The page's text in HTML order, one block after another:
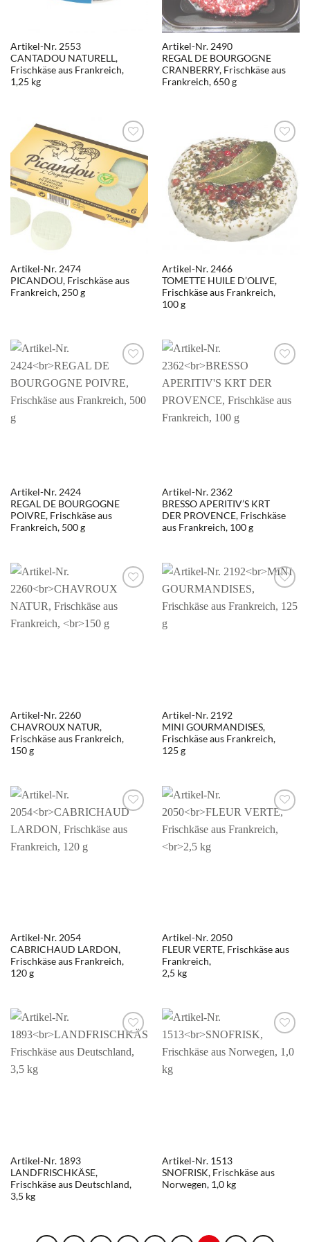
Artikel-Nr. 2553
CANTADOU NATURELL,
Frischkäse aus Frankreich,
1,25 kg
Artikel-Nr. 2490
REGAL DE BOURGOGNE
CRANBERRY, Frischkäse aus
Frankreich, 650 g
Artikel-Nr. 2474
PICANDOU, Frischkäse aus
Frankreich, 250 g
Artikel-Nr. 2466
TOMETTE HUILE D’OLIVE,
Frischkäse aus Frankreich,
100 g
Artikel-Nr. 2424
REGAL DE BOURGOGNE
POIVRE, Frischkäse aus
Frankreich, 500 g
Artikel-Nr. 2362
BRESSO APERITIV’S KRT
DER PROVENCE, Frischkäse
aus Frankreich, 100 g
Artikel-Nr. 2260
CHAVROUX NATUR,
Frischkäse aus Frankreich,
150 g
Artikel-Nr. 2192
MINI GOURMANDISES,
Frischkäse aus Frankreich,
125 g
Artikel-Nr. 2054
CABRICHAUD LARDON,
Frischkäse aus Frankreich,
120 g
Artikel-Nr. 2050
FLEUR VERTE, Frischkäse aus
Frankreich,
2,5 kg
Artikel-Nr. 1893
LANDFRISCHKÄSE,
Frischkäse aus Deutschland,
3,5 kg
Artikel-Nr. 1513
SNOFRISK, Frischkäse aus
Norwegen, 1,0 kg